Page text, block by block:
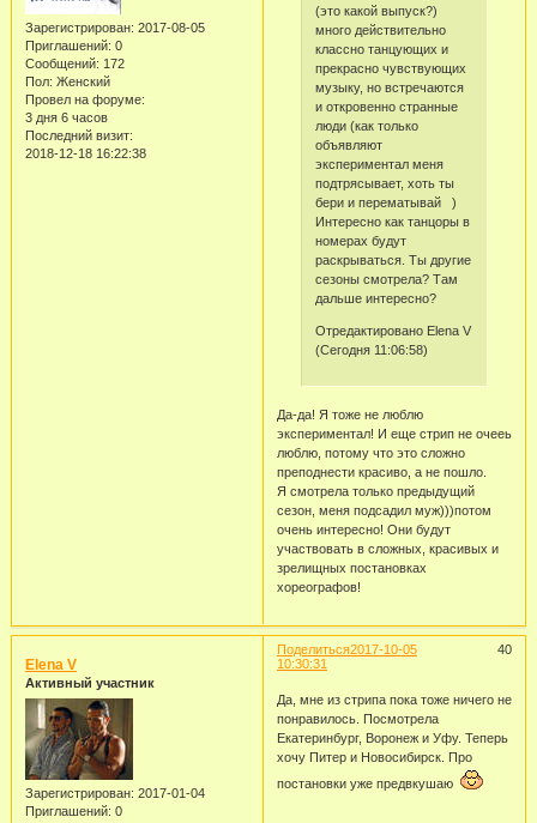
Зарегистрирован: 2017-08-05
Приглашений: 0
Сообщений: 172
Пол: Женский
Провел на форуме:
3 дня 6 часов
Последний визит:
2018-12-18 16:22:38
(это какой выпуск?)
много действительно
классно танцующих и
прекрасно чувствующих
музыку, но встречаются
и откровенно странные
люди (как только
объявляют
экспериментал меня
подтрясывает, хоть ты
бери и перематывай )
Интересно как танцоры в
номерах будут
раскрываться. Ты другие
сезоны смотрела? Там
дальше интересно?
Отредактировано Elena V
(Сегодня 11:06:58)
Да-да! Я тоже не люблю
экспериментал! И еще стрип не очееь
люблю, потому что это сложно
преподнести красиво, а не пошло.
Я смотрела только предыдущий
сезон, меня подсадил муж)))потом
очень интересно! Они будут
участвовать в сложных, красивых и
зрелищных постановках
хореографов!
Поделиться 40
2017-10-05
10:30:31
Elena V
Активный участник
Зарегистрирован: 2017-01-04
Приглашений: 0
Да, мне из стрипа пока тоже ничего не
понравилось. Посмотрела
Екатеринбург, Воронеж и Уфу. Теперь
хочу Питер и Новосибирск. Про
постановки уже предвкушаю